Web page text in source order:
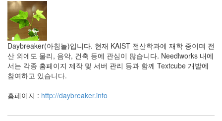
Daybreaker(아침놀)입니다. 현재 KAIST 전산학과에 재학 중이며 전
산 외에도 물리, 음악, 건축 등에 관심이 많습니다. Needlworks 내에
서는 각종 홈페이지 제작 및 서버 관리 등과 함께 Textcube 개발에
참여하고 있습니다.
홈페이지 : http://daybreaker.info
기
44
머
리
아
픈
이
야
35